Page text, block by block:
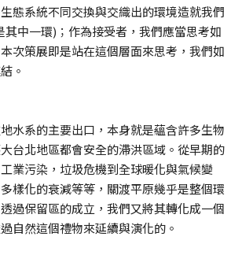
態系統不同交換與交織出的環境造就我們
中一環)；作為接受者，我們應當思考如
次策展即是站在這個層面來思考，我們如
。
水系的主要出口，本身就是蘊含許多生物
台北地區都會安全的滯洪區域。從早期的
業污染，垃圾危機到全球暖化與氣候變
樣化的衰減等等，關渡平原幾乎是整個環
過保留區的成立，我們又將其轉化成一個
自然這個禮物來延續與演化的。